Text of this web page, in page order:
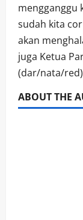
mengganggu
sudah kita
akan
juga Ketua
(dar/nata/red)
ABOUT THE